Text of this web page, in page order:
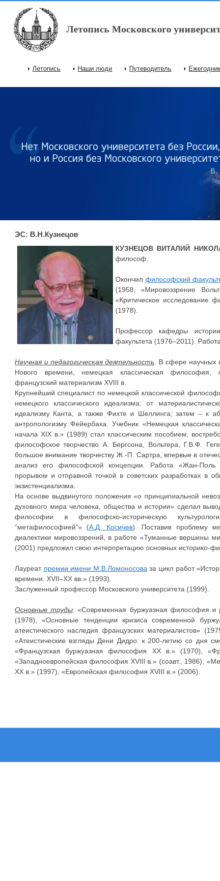
Перейти к основному содержанию
Летопись Московского
Главное меню
Летопись Наши люди Путеводитель
ЭС: В.Н.Кузнецов
КУЗНЕЦОВ ВИТАЛИЙ
философ.
Окончил философский
(1958, «Мировоззрение
«Критическое исследование
(1978).
Профессор кафедры
факультета (1976–2011).
Научная и педагогическая деятельность . В сфере научных
Нового времени, немецкая классическая философия,
французский материализм XVIII в.
Крупнейший специалист по немецкой классической
немецкого классического идеализма: от
идеализму Канта, а также Фихте и Шеллинга; затем – к
антропологизму Фейербаха. Учебник «Немецкая
начала XIX в.» (1989) стал классическим пособием,
философское творчество А. Бергсона, Вольтера, Г.В.Ф.
большое внимание творчеству Ж.-П. Сартра, впервые в
анализ его философской концепции. Работа «Жан-Поль
прорывом и отправной точкой в советских разработках в
экзистенциализма.
На основе выдвинутого положения «о принципиальной
духовного мира человека, общества и истории» сделал
философии в философско-историческую
“метафилософией”» (А.Д. Косичев). Поставив проблему
диалектики мировоззрений, в работе «Туманные вершины
(2001) предложил свою интерпретацию основных историко-
Лауреат премии имени М.В.Ломоносова за цикл работ
времени. XVII–XX вв.» (1993).
Заслуженный профессор Московского университета (1999).
Основные труды: «Современная буржуазная философия и
(1978), «Основные тенденции кризиса современной
атеистического наследия французских материалистов»
«Атеистические взгляды Дени Дидро: к 200-летию со дня
«Французская буржуазная философия ХХ в.» (1970),
«Западноевропейская философия XVIII в.» (соавт., 1986),
XX в.» (1997), «Европейская философия XVIII в.» (2006).